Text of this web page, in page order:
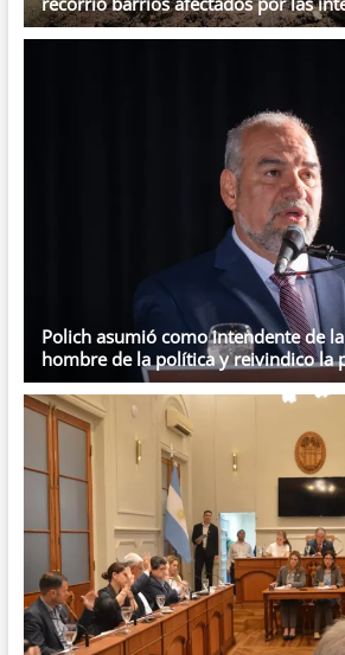
Polich asumió como intendente de la
hombre de la política y reivindico la